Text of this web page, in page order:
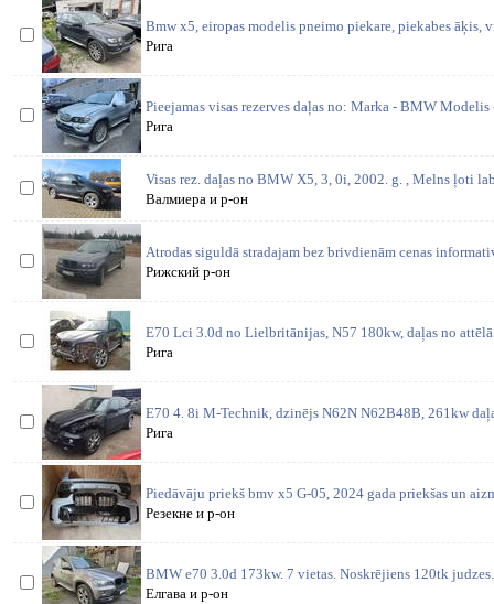
Bmw x5, eiropas modelis pneimo piekare, piekabes āķis,
Рига
Pieejamas visas rezerves daļas no: Marka - BMW
Рига
Visas rez. daļas no BMW X5, 3, 0i, 2002. g. , Melns ļoti
Валмиера и р-он
Atrodas siguldā stradajam bez brivdienām cenas
Рижский р-он
E70 Lci 3.0d no Lielbritānijas, N57 180kw, daļas no attēlā
Рига
E70 4. 8i M-Technik, dzinējs N62N N62B48B, 261kw
Рига
Piedāvāju priekš bmv x5 G-05, 2024 gada priekšas un
Резекне и р-он
BMW e70 3.0d 173kw. 7 vietas. Noskrējiens 120tk
Елгава и р-он